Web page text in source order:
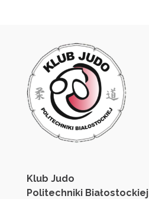
Klub Judo
Politechniki Białostockiej